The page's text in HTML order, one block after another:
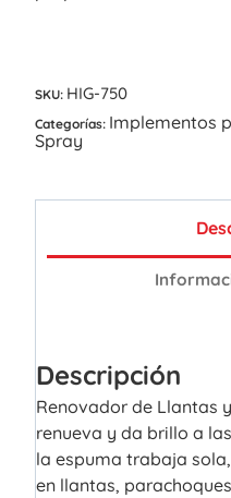
SKU: HIG-750
Categorías: Implementos
Spray
Descripción
Renovador de Llantas
renueva y da brillo a
la espuma trabaja
en llantas,